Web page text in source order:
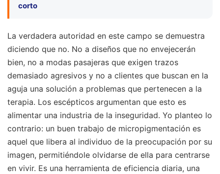
corto
La verdadera autoridad en este campo se demuestra
diciendo que no. No a diseños que no envejecerán
bien, no a modas pasajeras que exigen trazos
demasiado agresivos y no a clientes que buscan en la
aguja una solución a problemas que pertenecen a la
terapia. Los escépticos argumentan que esto es
alimentar una industria de la inseguridad. Yo planteo lo
contrario: un buen trabajo de micropigmentación es
aquel que libera al individuo de la preocupación por su
imagen, permitiéndole olvidarse de ella para centrarse
en vivir. Es una herramienta de eficiencia diaria, una